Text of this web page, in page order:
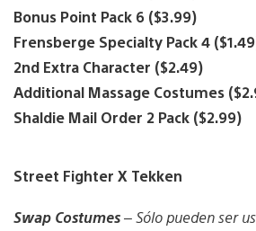
Bonus Point Pack 6 ($3.99)
Frensberge Specialty Pack 4
2nd Extra Character ($2.49)
Additional Massage Costumes
Shaldie Mail Order 2 Pack ($2.99)
Street Fighter X Tekken
Swap Costumes– Sólo pueden ser